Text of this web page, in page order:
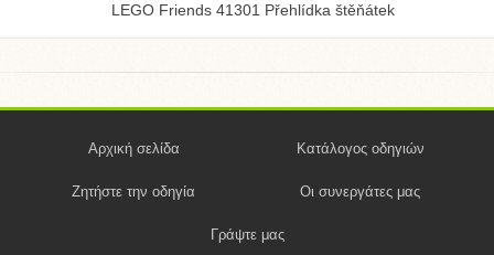
LEGO Friends 41301 Přehlídka štěňátek
Αρχική σελίδα Κατάλογος οδηγιών
Ζητήστε την οδηγία Οι συνεργάτες μας
Γράψτε μας